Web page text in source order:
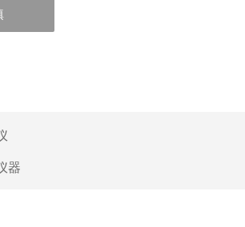
器